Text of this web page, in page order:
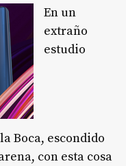
En un
extraño
estudio
Boca, escondido
con esta cosa